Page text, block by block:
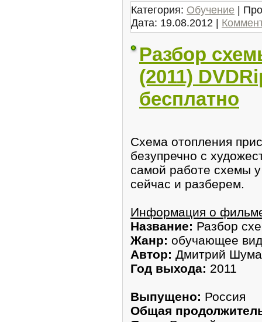
Категория: Обучение |
Дата: 19.08.2012 |
Разбор
(2011)
бесплатно
Схема отопления
безупречно с
самой работе схемы
сейчас и разберем.
Информация о
Название: Разбор
Жанр: обучающее
Автор: Дмитрий
Год выхода: 2011
Выпущено: Россия
Общая